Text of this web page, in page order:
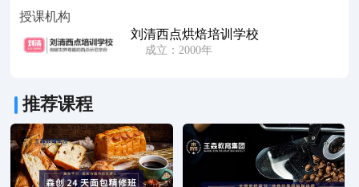
授课机构
刘清西点烘焙培训学校
成立：2000年
推荐课程